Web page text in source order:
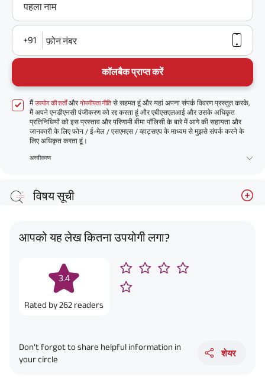
पहला नाम
+91 फ़ोन नंबर
कॉलबैक प्राप्त करें
मैंउपयोग की शर्तोंऔरगोपनीयता नीतिसे सहमत हूं और यहां अपना संपर्क विवरण प्रस्तुत करके,
मैं अपने एनडीएनसी पंजीकरण को रद्द करता हूं और एबीएसएलआई और उसके अधिकृत
प्रतिनिधियों को इस प्रस्ताव और परिणामी बीमा पॉलिसी के बारे में आगे की सहायता और
जानकारी के लिए फोन / ई-मेल / एसएमएस / व्हाट्सएप के माध्यम से मुझसे संपर्क करने के
लिए अधिकृत करता हूं।
अस्वीकरण
विषय सूची
आपको यह लेख कितना उपयोगी लगा?
3.4
Rated by262 readers
Don’t forgot to share helpful information in
your circle
शेयर